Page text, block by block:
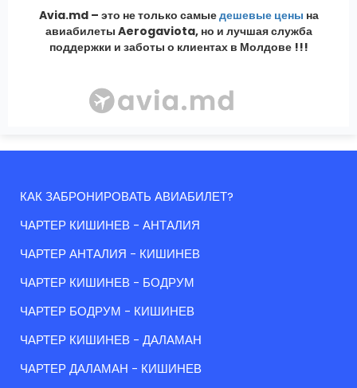
Avia.md – это не только самыедешевые цены на
авиабилеты Aerogaviota, но и лучшая служба
поддержки и заботы о клиентах в Молдове !!!
КАК ЗАБРОНИРОВАТЬ АВИАБИЛЕТ?
ЧАРТЕР КИШИНЕВ - АНТАЛИЯ
ЧАРТЕР АНТАЛИЯ - КИШИНЕВ
ЧАРТЕР КИШИНЕВ - БОДРУМ
ЧАРТЕР БОДРУМ - КИШИНЕВ
ЧАРТЕР КИШИНЕВ - ДАЛАМАН
ЧАРТЕР ДАЛАМАН - КИШИНЕВ